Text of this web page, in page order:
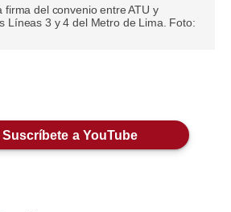
firma del convenio entre ATU y
Líneas 3 y 4 del Metro de Lima. Foto:
Suscríbete a YouTube